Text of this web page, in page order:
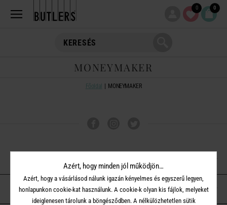
0 0
MONEYMAKER
Főoldal MONEYMAKER
ÜGYFÉLSZOLGÁLAT
Azért, hogy minden jól működjön…
Azért, hogy a vásárlásod nálunk igazán kényelmes és egyszerű legyen,
honlapunkon cookie-kat használunk. A cookie-k olyan kis fájlok, melyeket
ideiglenesen tárolunk a böngésződben. A nélkülözhetetlen sütik